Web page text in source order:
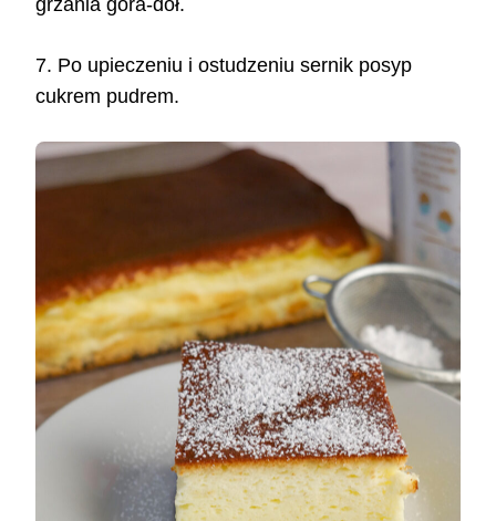
7. Po upieczeniu i ostudzeniu sernik posyp
cukrem pudrem.